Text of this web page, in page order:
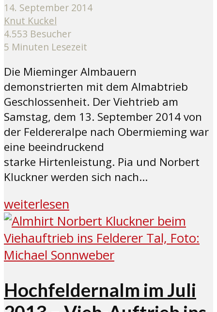
14. September 2014
Knut Kuckel
4.553 Besucher
5 Minuten Lesezeit
Die Mieminger Almbauern
demonstrierten mit dem Almabtrieb
Geschlossenheit. Der Viehtrieb am
Samstag, dem 13. September 2014 von
der Feldereralpe nach Obermieming war
eine beeindruckend
starke Hirtenleistung. Pia und Norbert
Kluckner werden sich nach...
weiterlesen
Hochfeldernalm im Juli